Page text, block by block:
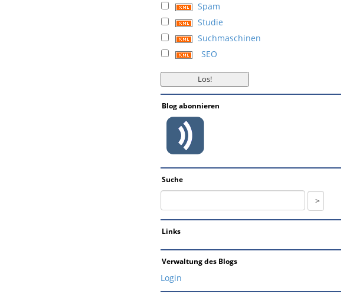
Spam
Studie
Suchmaschinen
SEO
Blog abonnieren
Suche
Links
Verwaltung des Blogs
Login